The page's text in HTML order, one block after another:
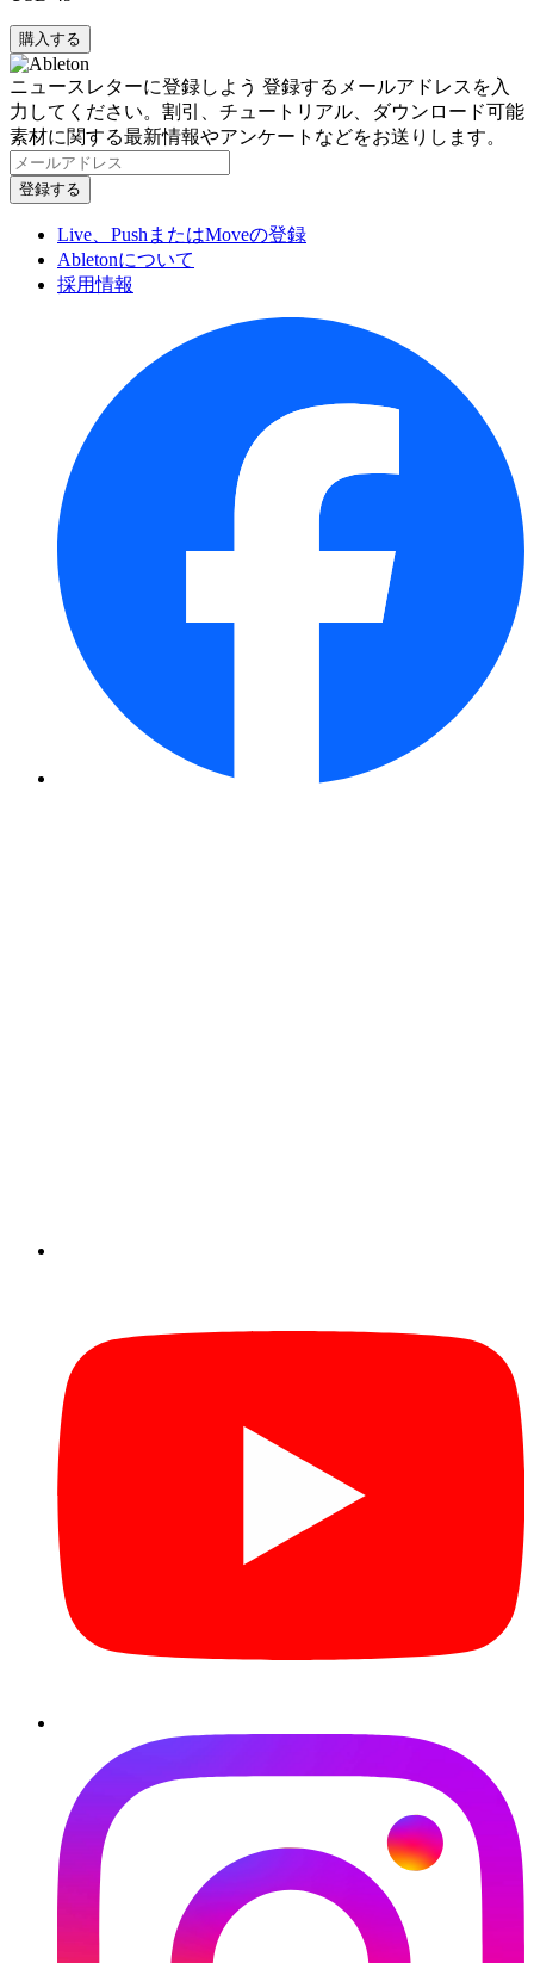
ニュースレターに登録しよう 登録するメールアドレスを入
力してください。割引、チュートリアル、ダウンロード可能
素材に関する最新情報やアンケートなどをお送りします。
Live、PushまたはMoveの登録
Abletonについて
採用情報